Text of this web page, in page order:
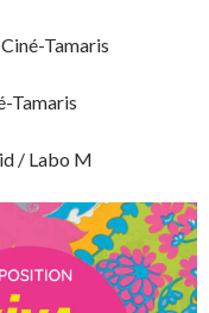
Tamaris
Tamaris
/ Labo M